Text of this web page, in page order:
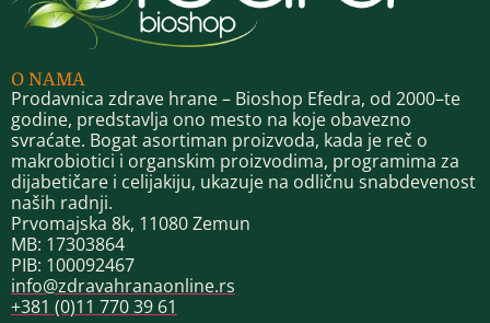
O NAMA
Prodavnica zdrave hrane – Bioshop Efedra, od 2000–te
godine, predstavlja ono mesto na koje obavezno
svraćate. Bogat asortiman proizvoda, kada je reč o
makrobiotici i organskim proizvodima, programima za
dijabetičare i celijakiju, ukazuje na odličnu snabdevenost
naših radnji.
Prvomajska 8k, 11080 Zemun
MB: 17303864
PIB: 100092467
info@zdravahranaonline.rs
+381 (0)11 770 39 61